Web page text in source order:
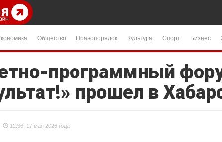
Общество Правопорядок Культура Спорт Бизнес
программный
прошел в
12:36, 17 мая 2026 года